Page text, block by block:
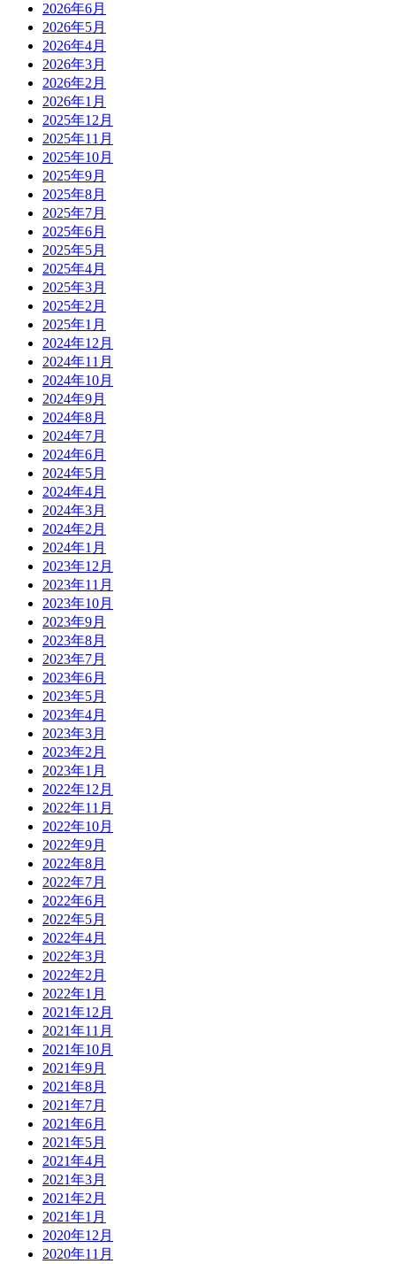
2026年6月
2026年5月
2026年4月
2026年3月
2026年2月
2026年1月
2025年12月
2025年11月
2025年10月
2025年9月
2025年8月
2025年7月
2025年6月
2025年5月
2025年4月
2025年3月
2025年2月
2025年1月
2024年12月
2024年11月
2024年10月
2024年9月
2024年8月
2024年7月
2024年6月
2024年5月
2024年4月
2024年3月
2024年2月
2024年1月
2023年12月
2023年11月
2023年10月
2023年9月
2023年8月
2023年7月
2023年6月
2023年5月
2023年4月
2023年3月
2023年2月
2023年1月
2022年12月
2022年11月
2022年10月
2022年9月
2022年8月
2022年7月
2022年6月
2022年5月
2022年4月
2022年3月
2022年2月
2022年1月
2021年12月
2021年11月
2021年10月
2021年9月
2021年8月
2021年7月
2021年6月
2021年5月
2021年4月
2021年3月
2021年2月
2021年1月
2020年12月
2020年11月